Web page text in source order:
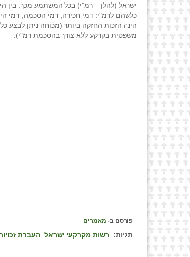
ישראל (להלן – רמ"י) בכל המשתמע מכך. בין
כלשהם לרמ"י: דמי חכירה, דמי הסכמה, דמי
הינה הזכות החזקה ביותר (מכוחה ניתן לבצע
משפטית בקרקע ללא צורך בהסכמת רמ"י).
פורסם ב- מאמרים
תגיות: רשות מקרקעי ישראל העברת